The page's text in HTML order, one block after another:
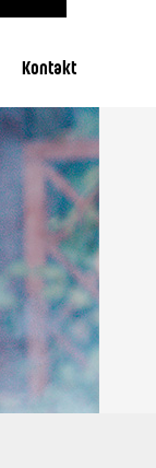
Kontakt